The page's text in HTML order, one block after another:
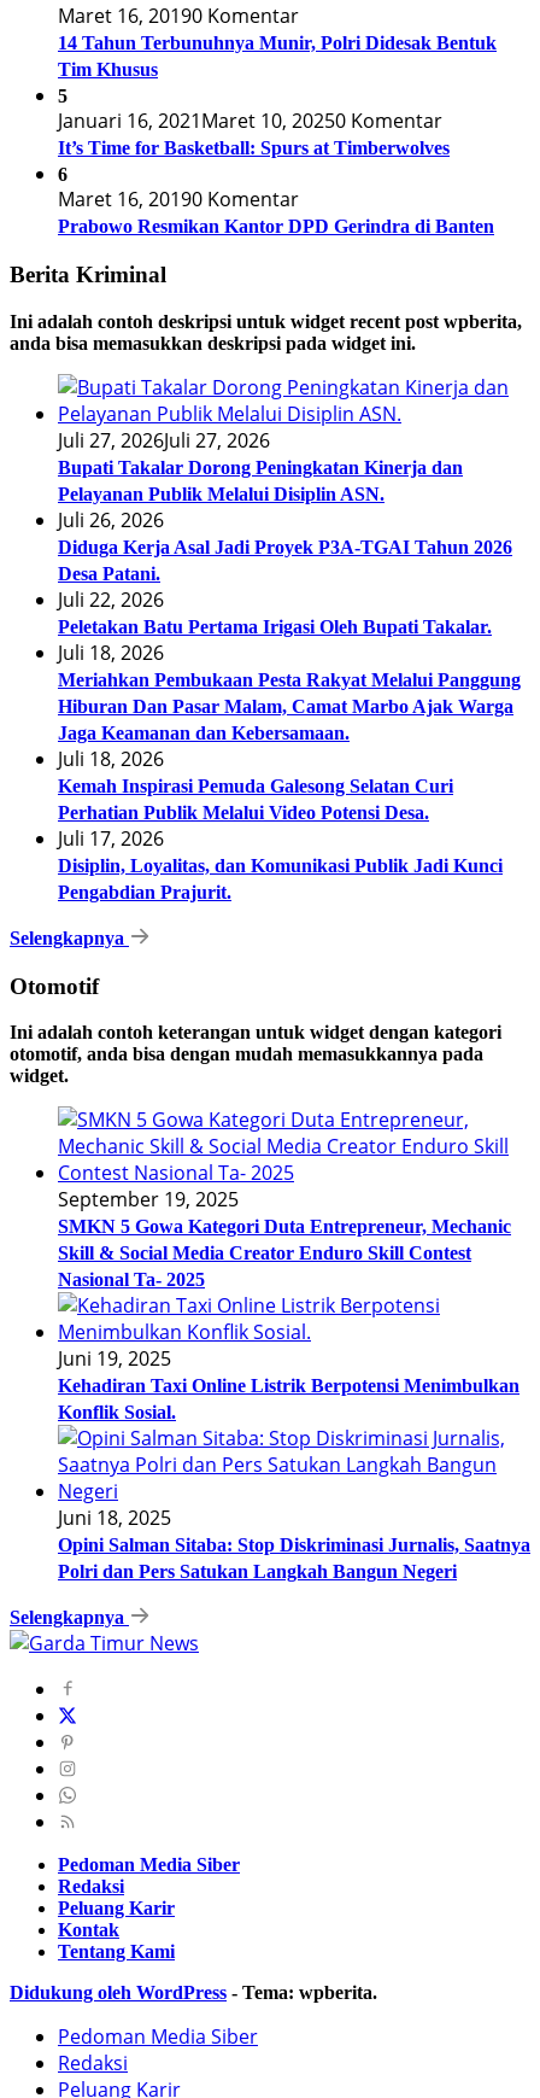
Maret 16, 20190 Komentar
14 Tahun Terbunuhnya Munir, Polri Didesak Bentuk
Tim Khusus
5
Januari 16, 2021Maret 10, 20250 Komentar
It’s Time for Basketball: Spurs at Timberwolves
6
Maret 16, 20190 Komentar
Prabowo Resmikan Kantor DPD Gerindra di Banten
Berita Kriminal
Ini adalah contoh deskripsi untuk widget recent post wpberita,
anda bisa memasukkan deskripsi pada widget ini.
Juli 27, 2026Juli 27, 2026
Bupati Takalar Dorong Peningkatan Kinerja dan
Pelayanan Publik Melalui Disiplin ASN.
Juli 26, 2026
Diduga Kerja Asal Jadi Proyek P3A-TGAI Tahun 2026
Desa Patani.
Juli 22, 2026
Peletakan Batu Pertama Irigasi Oleh Bupati Takalar.
Juli 18, 2026
Meriahkan Pembukaan Pesta Rakyat Melalui Panggung
Hiburan Dan Pasar Malam, Camat Marbo Ajak Warga
Jaga Keamanan dan Kebersamaan.
Juli 18, 2026
Kemah Inspirasi Pemuda Galesong Selatan Curi
Perhatian Publik Melalui Video Potensi Desa.
Juli 17, 2026
Disiplin, Loyalitas, dan Komunikasi Publik Jadi Kunci
Pengabdian Prajurit.
Selengkapnya
Otomotif
Ini adalah contoh keterangan untuk widget dengan kategori
otomotif, anda bisa dengan mudah memasukkannya pada
widget.
September 19, 2025
SMKN 5 Gowa Kategori Duta Entrepreneur, Mechanic
Skill & Social Media Creator Enduro Skill Contest
Nasional Ta- 2025
Juni 19, 2025
Kehadiran Taxi Online Listrik Berpotensi Menimbulkan
Konflik Sosial.
Juni 18, 2025
Opini Salman Sitaba: Stop Diskriminasi Jurnalis, Saatnya
Polri dan Pers Satukan Langkah Bangun Negeri
Selengkapnya
Pedoman Media Siber
Redaksi
Peluang Karir
Kontak
Tentang Kami
Didukung oleh WordPress - Tema: wpberita.
Pedoman Media Siber
Redaksi
Peluang Karir